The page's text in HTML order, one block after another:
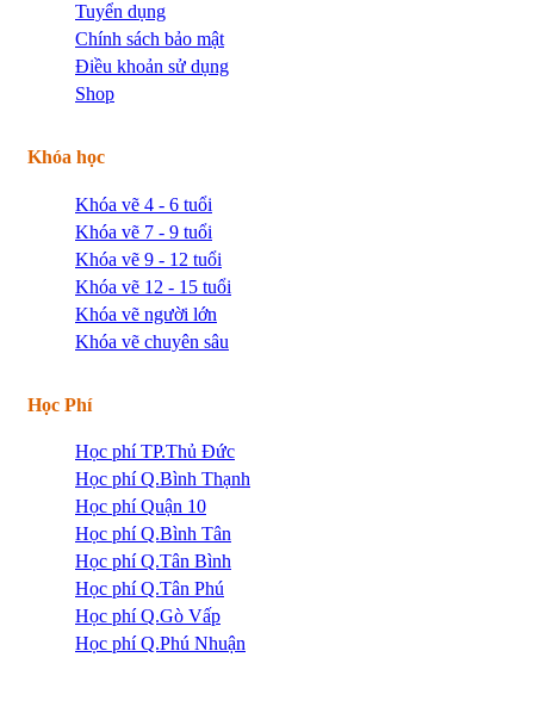
Tuyển dụng
Chính sách bảo mật
Điều khoản sử dụng
Shop
Khóa học
Khóa vẽ 4 - 6 tuổi
Khóa vẽ 7 - 9 tuổi
Khóa vẽ 9 - 12 tuổi
Khóa vẽ 12 - 15 tuổi
Khóa vẽ người lớn
Khóa vẽ chuyên sâu
Học Phí
Học phí TP.Thủ Đức
Học phí Q.Bình Thạnh
Học phí Quận 10
Học phí Q.Bình Tân
Học phí Q.Tân Bình
Học phí Q.Tân Phú
Học phí Q.Gò Vấp
Học phí Q.Phú Nhuận